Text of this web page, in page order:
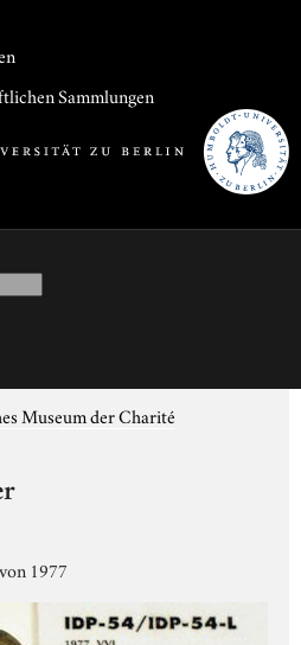
Sammlungen
Museum der Charité
1977